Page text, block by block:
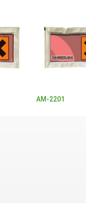
AM-2201